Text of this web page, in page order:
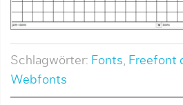
Schlagwörter: Fonts, Freefont
Webfonts